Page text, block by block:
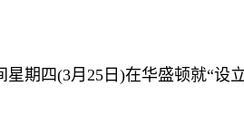
星期四(3月 25 日 )在华盛顿就“设